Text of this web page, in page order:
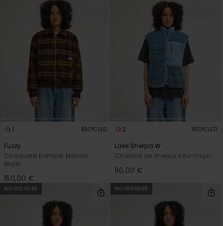
1 RECYCLED
Fuzzy
Chaqueta bomber Marrón
Mujer
150,00 €
2 RECYCLED
Lake Sherpa W
Chaleco de sherpa Azul mujer
110,00 €
NOVEDADES NOVEDADES